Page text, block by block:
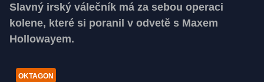
Slavný irský válečník má za sebou operaci
kolene, které si poranil v odvetě s Maxem
Hollowayem.
OKTAGON